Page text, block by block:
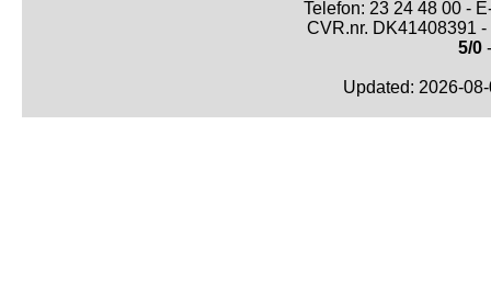
Telefon: 23 24 48 00 -
CVR.nr. DK41408391
5/0
Updated: 2026-